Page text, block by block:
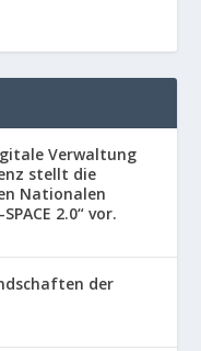
Verwaltung
stellt die
Nationalen
2.0“ vor.
der